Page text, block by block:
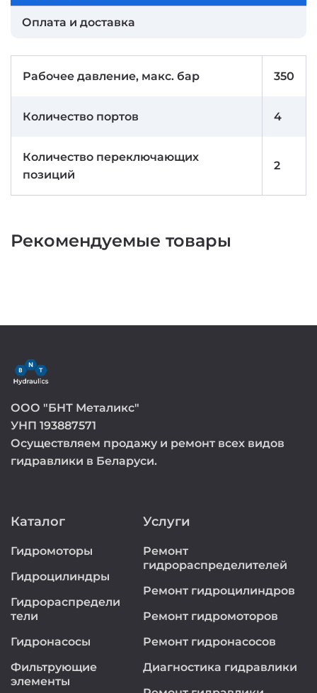
Оплата и доставка
Рабочее давление, макс. бар 350
Количество портов 4
Количество переключающих
позиций
2
Рекомендуемые товары
ООО "БНТ Металикс"
УНП 193887571
Осуществляем продажу и ремонт всех видов
гидравлики в Беларуси.
Каталог
Гидромоторы
Гидроцилиндры
Гидрораспредели
тели
Гидронасосы
Фильтрующие
элементы
Услуги
Ремонт
гидрораспределителей
Ремонт гидроцилиндров
Ремонт гидромоторов
Ремонт гидронасосов
Диагностика гидравлики